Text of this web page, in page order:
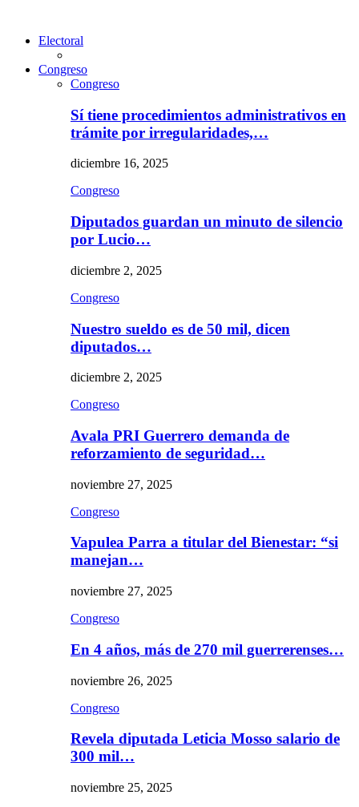
Electoral
Congreso
Congreso
Sí tiene procedimientos administrativos en
trámite por irregularidades,…
diciembre 16, 2025
Congreso
Diputados guardan un minuto de silencio
por Lucio…
diciembre 2, 2025
Congreso
Nuestro sueldo es de 50 mil, dicen
diputados…
diciembre 2, 2025
Congreso
Avala PRI Guerrero demanda de
reforzamiento de seguridad…
noviembre 27, 2025
Congreso
Vapulea Parra a titular del Bienestar: “si
manejan…
noviembre 27, 2025
Congreso
En 4 años, más de 270 mil guerrerenses…
noviembre 26, 2025
Congreso
Revela diputada Leticia Mosso salario de
300 mil…
noviembre 25, 2025